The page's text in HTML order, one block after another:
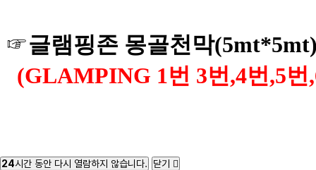
☞글램핑존 몽골천막
(GLAMPING 1번 3번,4번,5번
24시간 동안 다시 열람하지 않습니다.
닫기